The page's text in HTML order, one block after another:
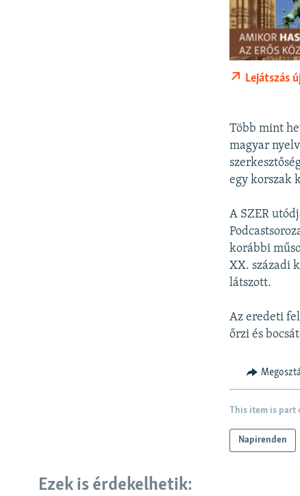
Lejátszás
Több mint
magyar
egy korszak
A SZER
korábbi
XX. századi
látszott.
Az eredeti
őrzi és
This item is part
Napirenden
Ezek is érdekelhetik: